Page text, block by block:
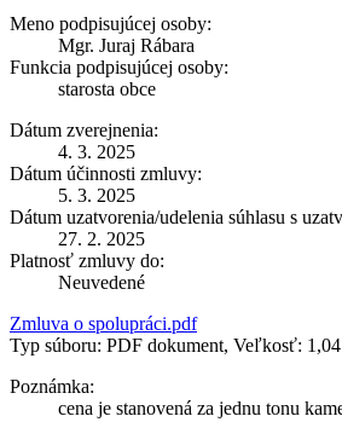
Meno podpisujúcej osoby:
Mgr. Juraj Rábara
Funkcia podpisujúcej osoby:
starosta obce
Dátum zverejnenia:
4. 3. 2025
Dátum účinnosti zmluvy:
5. 3. 2025
Dátum uzatvorenia/udelenia súhlasu s
27. 2. 2025
Platnosť zmluvy do:
Neuvedené
Zmluva o spolupráci.pdf
Typ súboru: PDF dokument, Veľkosť:
Poznámka:
cena je stanovená za jednu tonu